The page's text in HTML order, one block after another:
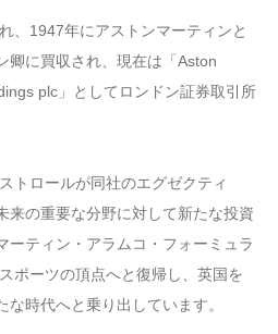
、1947年にアストンマーティンと
卿に買収され、現在は「Aston
plc」としてロンドン証券取引所
トロールが同社のエグゼクティ
来の重要な分野に対して新たな投資
ーティン・アラムコ・フォーミュラ
ポーツの頂点へと復帰し、英国を
時代へと乗り出しています。